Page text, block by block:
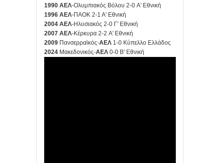
1990 ΑΕΛ-Ολυμπιακός Βόλου 2-0 Α' Εθνική
1996 ΑΕΛ-ΠΑΟΚ 2-1 Α' Εθνική
2004 ΑΕΛ-Ηλυσιακός 2-0 Γ' Εθνική
2007 ΑΕΛ-Κέρκυρα 2-2 Α' Εθνική
2009 Πανσερραϊκός-ΑΕΛ 1-0 Κύπελλο Ελλάδος
2024 Μακεδονικός-ΑΕΛ 0-0 Β' Εθνική